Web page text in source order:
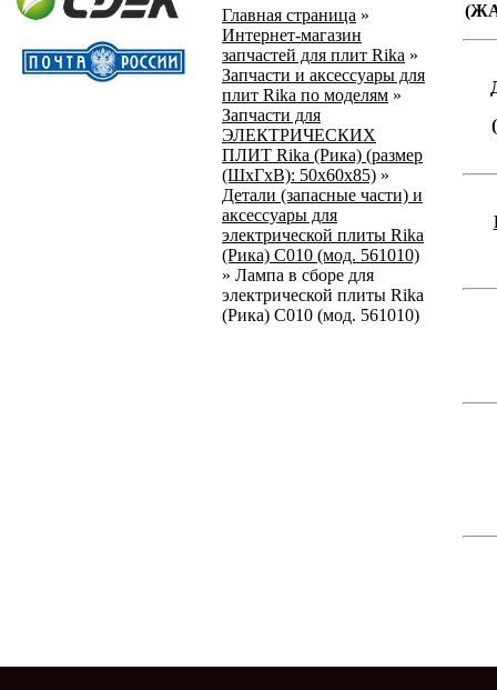
Главная страница »
Интернет-магазин
запчастей для плит Rika »
Запчасти и аксессуары для
плит Rika по моделям »
Запчасти для
ЭЛЕКТРИЧЕСКИХ
ПЛИТ Rika (Рика) (размер
(ШхГхВ): 50х60х85) »
Детали (запасные части) и
аксессуары для
электрической плиты Rika
(Рика) C010 (мод. 561010)
» Лампа в сборе для
электрической плиты Rika
(Рика) C010 (мод. 561010)